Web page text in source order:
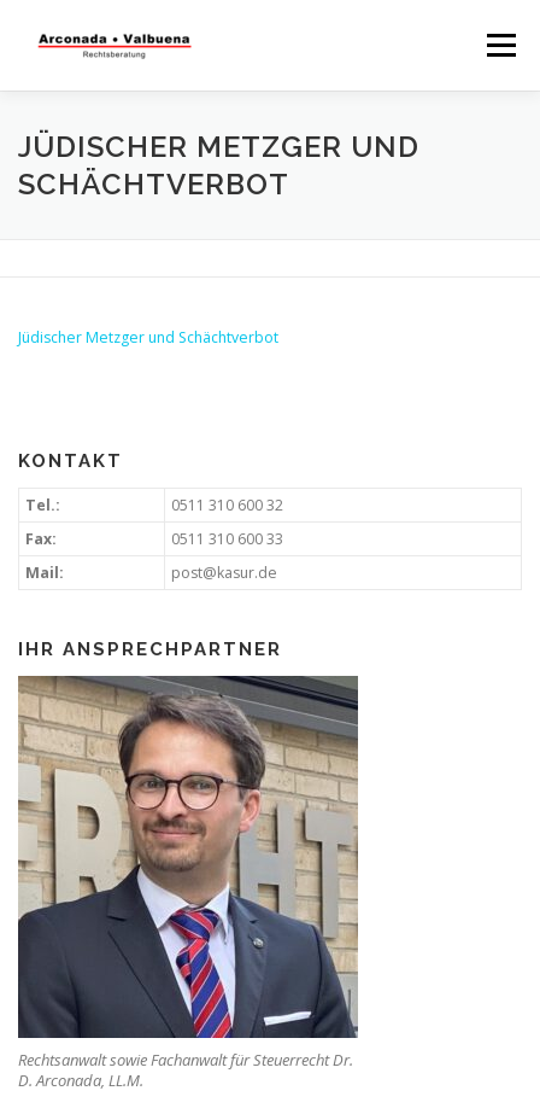
Menü
STARTSEITE RECHTSBERATUNG
JÜDISCHER METZGER UND
SCHÄCHTVERBOT
Jüdischer Metzger und Schächtverbot
KONTAKT
Tel.:
0511 310 600 32
Fax:
0511 310 600 33
Mail:
post@kasur.de
IHR ANSPRECHPARTNER
Rechtsanwalt sowie Fachanwalt für Steuerrecht Dr.
D. Arconada, LL.M.